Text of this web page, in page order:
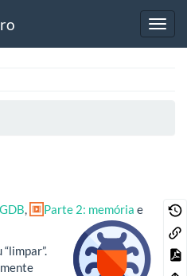
, Parte 2: memória e